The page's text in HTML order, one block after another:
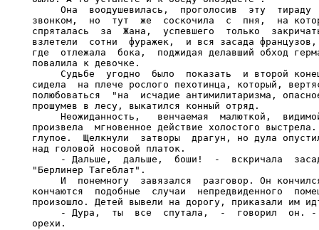
Она  воодушевилась,  проголосив  эту  тираду
звонком,  но  тут  же  соскочила  с  пня,  на
спряталась  за  Жана,  успевшего  только
взлетели  сотни  фуражек,  и вся засада
где  отлежала  бока,  поджидая делавший обход
повалила к девочке.
Судьбе  угодно  было  показать  и второй
сидела  на плече рослого пехотинца, который,
полюбоваться  "на  исчадие антимилитаризма,
прошумев в лесу, выкатился конный отряд.
Неожиданность,   венчаемая  малюткой,
произвела  мгновенное действие холостого
глупое.  Щелкнули  затворы  драгун, но дула
над головой носовой платок.
- Дальше,  дальше,  боши!  -  вскричала
"Берлинер Тагеблат".
И  понемногу  завязался  разговор. Он
кончаются  подобные  случаи  непредвиденного
произошло. Детей вывели на дорогу, приказали им
- Дура,  ты  все  спутала,  -  говорил  он.
орехи.